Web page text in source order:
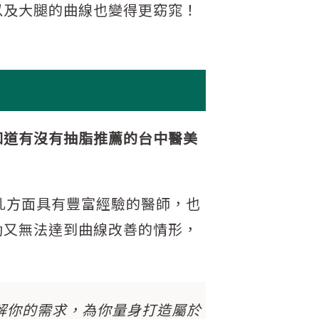
大腿的曲線也變得更窈窕！
有沒有抽脂推薦的台中醫美
面具有豐富經驗的醫師，也
無法達到曲線改善的情形，
你的需求，為你量身打造屬於